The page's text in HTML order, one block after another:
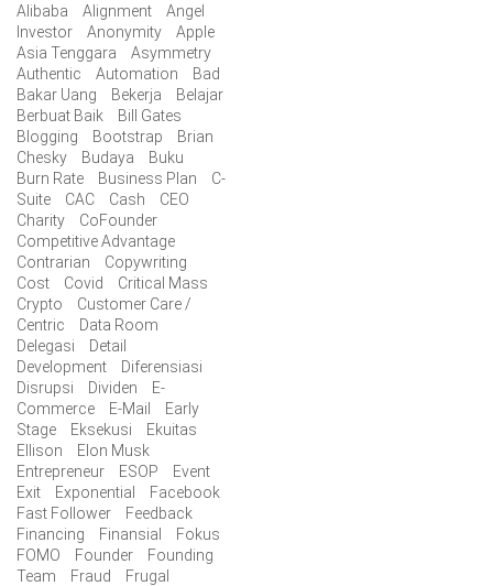
Alibaba
Alignment
Angel
Investor
Anonymity
Apple
Asia Tenggara
Asymmetry
Authentic
Automation
Bad
Bakar Uang
Bekerja
Belajar
Berbuat Baik
Bill Gates
Blogging
Bootstrap
Brian
Chesky
Budaya
Buku
Burn Rate
Business Plan
C-
Suite
CAC Cash
CEO
Charity
CoFounder
Competitive Advantage
Contrarian
Copywriting
Cost
Covid
Critical Mass
Crypto
Customer Care /
Centric
Data Room
Delegasi
Detail
Development
Diferensiasi
Disrupsi
Dividen
E-
Commerce
E-Mail
Early
Stage
Eksekusi
Ekuitas
Ellison
Elon Musk
Entrepreneur
ESOP
Event
Exit
Exponential
Facebook
Fast Follower
Feedback
Financing
Finansial
Fokus
FOMO
Founder
Founding
Team
Fraud
Frugal